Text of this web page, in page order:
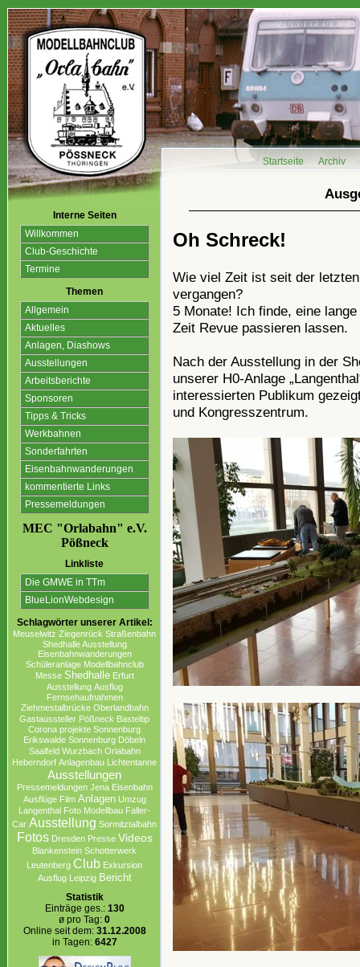
Startseite Archiv
Interne Seiten
Willkommen
Club-Geschichte
Termine
Themen
Allgemein
Aktuelles
Anlagen, Diashows
Ausstellungen
Arbeitsberichte
Sponsoren
Tipps & Tricks
Werkbahnen
Sonderfahrten
Eisenbahnwanderungen
kommentierte Links
Pressemeldungen
MEC "Orlabahn" e.V.
Pößneck
Linkliste
Die GMWE in TTm
BlueLionWebdesign
Schlagwörter unserer Artikel:
Meuselwitz Ziegenrück Straßenbahn
Shedhalle Ausstellung
Eisenbahnwanderungen
Schüleranlage Modellbahnclub
Messe Shedhalle Erfurt
Ausstellung Ausflug
Fernsehaufnahmen
Ziehmestalbrücke Oberlandbahn
Gastaussteller Pößneck Basteltip
Corona projekte Sonnenburg
Erikswalde Sonnenburg Döbeln
Saalfeld Wurzbach Orlabahn
Heberndorf Anlagenbau Lichtentanne
Ausstellungen
Pressemeldungen Jena Eisenbahn
Ausflüge Film Anlagen Umzug
Langenthal Foto Modellbau Faller-
Car Ausstellung Sormitztalbahn
Fotos Dresden Presse Videos
Blankenstein Schotterwerk
Leutenberg Club Exkursion
Ausflug Leipzig Bericht
Statistik
Einträge ges.: 130
ø pro Tag: 0
Online seit dem: 31.12.2008
in Tagen: 6427
Oh Schreck!
Wie viel Zeit ist seit der
vergangen?
5 Monate! Ich finde, eine
Zeit Revue passieren lassen.
Nach der Ausstellung in der
unserer H0-Anlage
interessierten Publikum
und Kongresszentrum.